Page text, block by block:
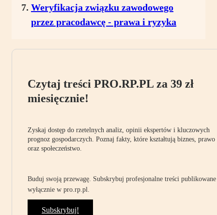
Weryfikacja związku zawodowego
przez pracodawcę - prawa i ryzyka
Czytaj treści PRO.RP.PL za 39 zł
miesięcznie!
Zyskaj dostęp do rzetelnych analiz, opinii ekspertów i kluczowych
prognoz gospodarczych. Poznaj fakty, które kształtują biznes, prawo
oraz społeczeństwo.
Buduj swoją przewagę. Subskrybuj profesjonalne treści publikowane
wyłącznie w pro.rp.pl.
Subskrybuj!